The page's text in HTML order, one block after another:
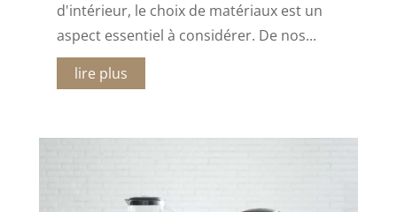
d'intérieur, le choix de matériaux est un
aspect essentiel à considérer. De nos...
lire plus